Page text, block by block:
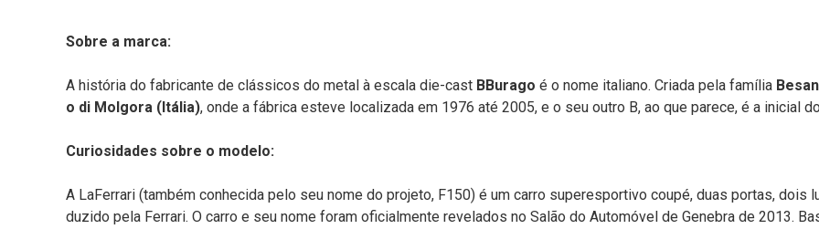
Sobre a marca:
A história do fabricante de clássicos do metal à escala die-cast BBurago é o nome italiano. Criada pela família
o di Molgora (Itália), onde a fábrica esteve localizada em 1976 até 2005, e o seu outro B, ao que parece, é a inicial
Curiosidades sobre o modelo:
A LaFerrari (também conhecida pelo seu nome do projeto, F150) é um carro superesportivo coupé, duas portas, dois
duzido pela Ferrari. O carro e seu nome foram oficialmente revelados no Salão do Automóvel de Genebra de 2013.